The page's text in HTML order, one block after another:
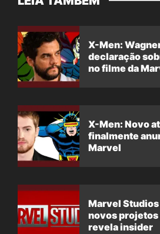
X-Men:
declaração
no filme da
X-Men: Novo
finalmente
Marvel
Marvel
novos projetos
revela insider